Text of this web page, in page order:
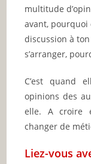
multitude
avant, pourquoi
discussion à
s’arranger,
C’est quand
opinions des
elle. A croire
changer de
Liez-vous